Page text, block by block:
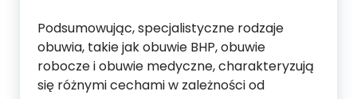
Podsumowując, specjalistyczne rodzaje
obuwia, takie jak obuwie BHP, obuwie
robocze i obuwie medyczne, charakteryzują
się różnymi cechami w zależności od